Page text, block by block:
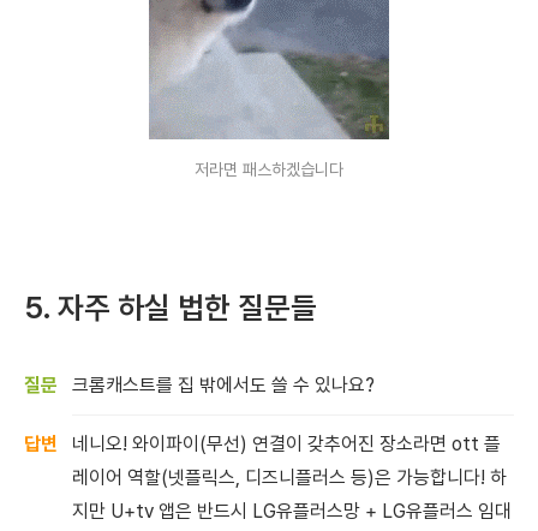
저라면 패스하겠습니다
5. 자주 하실 법한 질문들
크롬캐스트를 집 밖에서도 쓸 수 있나요?
네니오! 와이파이(무선) 연결이 갖추어진 장소라면 ott 플
레이어 역할(넷플릭스, 디즈니플러스 등)은 가능합니다! 하
지만 U+tv 앱은 반드시 LG유플러스망 + LG유플러스 임대